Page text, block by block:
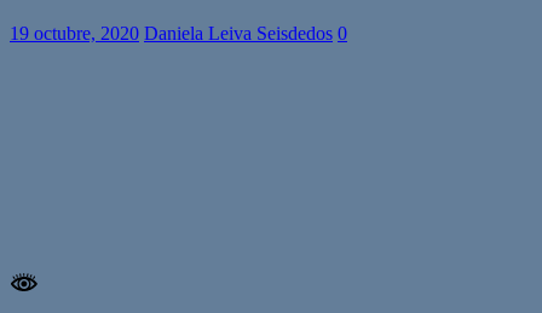
19 octubre, 2020 Daniela Leiva Seisdedos 0